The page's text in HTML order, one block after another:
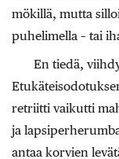
mökillä, mutta
puhelimella – tai
En tiedä,
retriitti vaikutti
ja
antaa korvien